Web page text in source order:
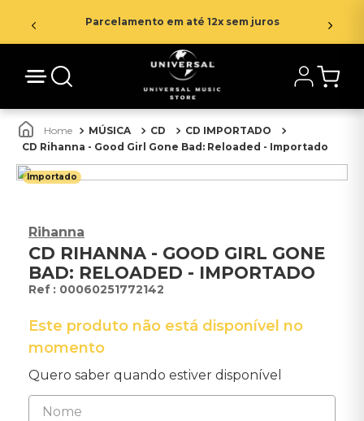
Parcelamento em até 12x sem juros
MÚSICA CD
CD IMPORTADO
CD Rihanna - Good Girl Gone Bad: Reloaded - Importado
Importado
Rihanna
CD RIHANNA - GOOD GIRL GONE
BAD: RELOADED - IMPORTADO
: 00060251772142
Este produto não está disponível no
momento
Quero saber quando estiver disponível